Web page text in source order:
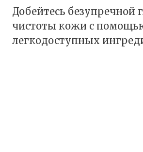
Добейтесь безупречной
чистоты кожи с
легкодоступных